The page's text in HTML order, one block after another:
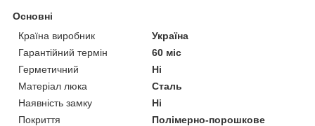
Основні
Країна виробник
Україна
Гарантійний термін
60 міс
Герметичний
Ні
Матеріал люка
Сталь
Наявність замку
Ні
Покриття
Полімерно-порошкове